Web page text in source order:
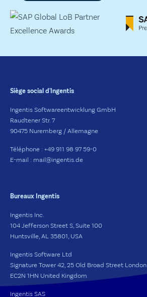
Siège social d'Ingentis
Ingentis Softwareentwicklung GmbH
Raudtener Str. 7
90475 Nuremberg / Allemagne
Téléphone : +49 911 98 97 59-0
E-mail : mail@ingentis.de
Bureaux Ingentis
Ingentis Inc.
104 Jefferson Street S, Suite 100
Huntsville, AL 35801, USA
Ingentis Software Ltd
Signature Tower 42, 25 Old Broad Street London
EC2N 1HN United Kingdom
Ingentis SAS